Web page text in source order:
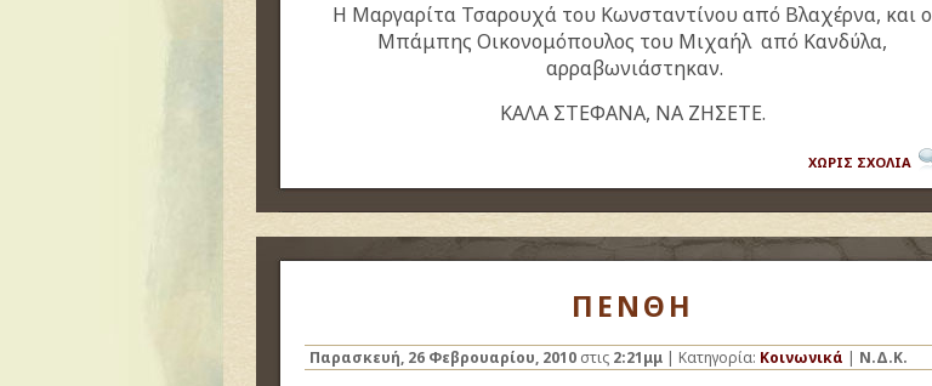
Η Μαργαρίτα Τσαρουχά του Κωνσταντίνου από Βλαχέρνα, και ο
Μπάμπης Οικονομόπουλος του Μιχαήλ από Κανδύλα,
αρραβωνιάστηκαν.
ΚΑΛΑ ΣΤΕΦΑΝΑ, ΝΑ ΖΗΣΕΤΕ.
ΧΩΡΙΣ ΣΧΟΛΙΑ
ΠΕΝΘΗ
Παρασκευή, 26 Φεβρουαρίου, 2010 στις 2:21μμ | Κατηγορία: Κοινωνικά | Ν.Δ.Κ.